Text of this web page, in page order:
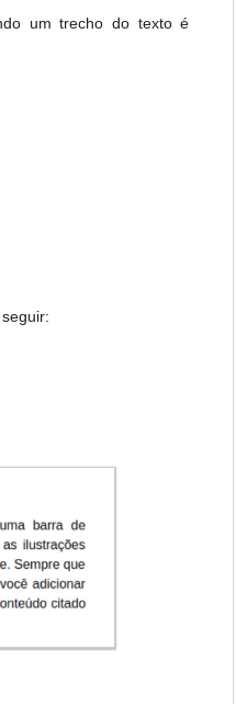
um trecho do texto é